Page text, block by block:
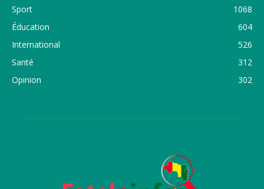
Sport
1068
Éducation
604
International
526
Santé
312
Opinion
302